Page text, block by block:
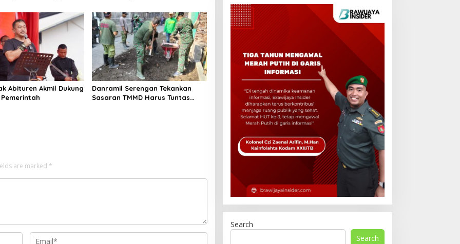
Abituren Akmil Dukung
Danramil Serengan Tekankan
Sasaran TMMD Harus Tuntas
are marked *
Search
Search